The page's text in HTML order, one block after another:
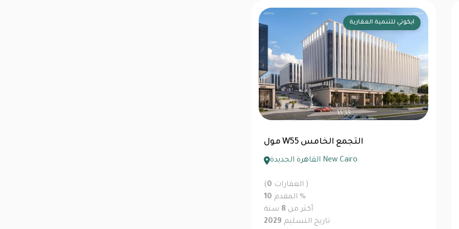
ماونتن فيو للتطوير العقاري
كريك فيو القاهرة الجديدة
القاهرة الجديدة New Cairo
(0
العقارات )
المقدم5
%
أكثر من 12 سنة
تاريخ التسليم 2030